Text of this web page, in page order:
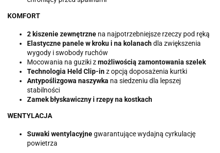
KOMFORT
2 kiszenie zewnętrzne na najpotrzebniejsze rzeczy pod ręką
Elastyczne panele w kroku i na kolanachdla zwiększenia
wygody i swobody ruchów
Mocowania na guziki zmożliwością zamontowania szelek
Technologia Held Clip-inz opcją doposażenia kurtki
Antypoślizgowa naszywka na siedzeniu dla lepszej
stabilności
Zamek błyskawiczny i rzepy na kostkach
WENTYLACJA
Suwaki wentylacyjnegwarantujące wydajną cyrkulację
powietrza